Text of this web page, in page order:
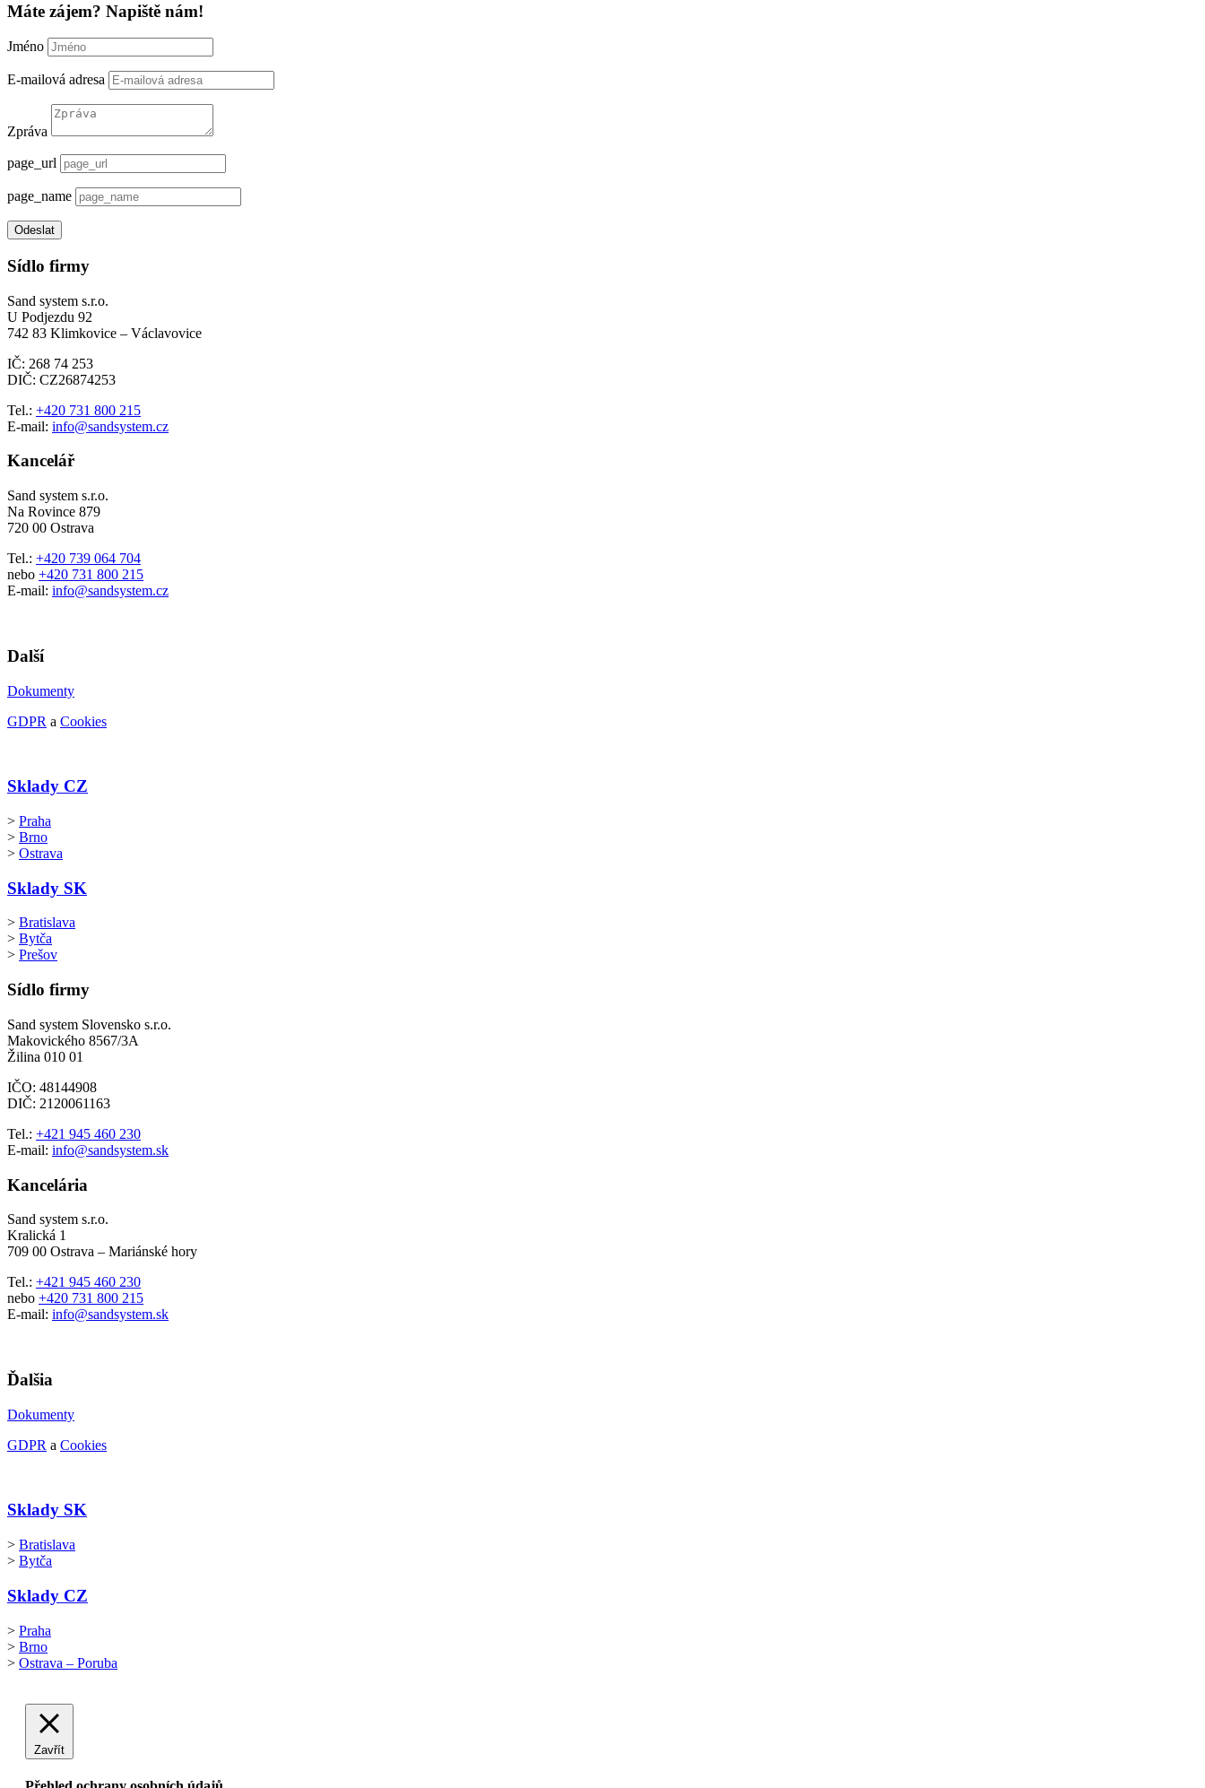
Máte zájem? Napiště nám!
Jméno
E-mailová adresa
Zpráva
page_url
page_name
Odeslat
Sídlo firmy
Sand system s.r.o.
U Podjezdu 92
742 83 Klimkovice – Václavovice
IČ: 268 74 253
DIČ: CZ26874253
Tel.: +420 731 800 215
E-mail: info@sandsystem.cz
Kancelář
Sand system s.r.o.
Na Rovince 879
720 00 Ostrava
Tel.: +420 739 064 704
nebo +420 731 800 215
E-mail: info@sandsystem.cz
Další
Dokumenty
GDPR a Cookies
Sklady CZ
> Praha
> Brno
> Ostrava
Sklady SK
> Bratislava
> Bytča
> Prešov
Sídlo firmy
Sand system Slovensko s.r.o.
Makovického 8567/3A
Žilina 010 01
IČO: 48144908
DIČ: 2120061163
Tel.: +421 945 460 230
E-mail: info@sandsystem.sk
Kancelária
Sand system s.r.o.
Kralická 1
709 00 Ostrava – Mariánské hory
Tel.: +421 945 460 230
nebo +420 731 800 215
E-mail: info@sandsystem.sk
Ďalšia
Dokumenty
GDPR a Cookies
Sklady SK
> Bratislava
> Bytča
Sklady CZ
> Praha
> Brno
> Ostrava – Poruba
Zavřít